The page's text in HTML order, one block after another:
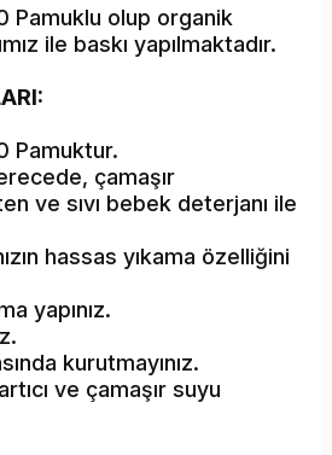
Pamuklu olup organik
ile baskı yapılmaktadır.
Pamuktur.
çamaşır
ve sıvı bebek deterjanı ile
hassas yıkama özelliğini
yapınız.
kurutmayınız.
ve çamaşır suyu